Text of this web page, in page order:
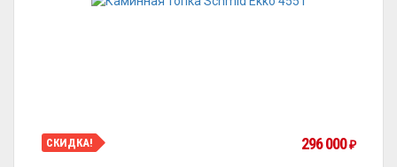
СКИДКА! 296 000 ₽